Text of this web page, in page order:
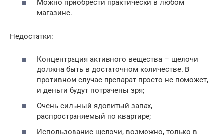
Можно приобрести практически в любом
магазине.
Недостатки:
Концентрация активного вещества – щелочи
должна быть в достаточном количестве. В
противном случае препарат просто не поможет,
и деньги будут потрачены зря;
Очень сильный ядовитый запах,
распространяемый по квартире;
Использование щелочи, возможно, только в